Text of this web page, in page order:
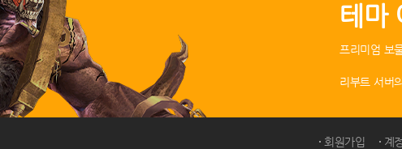
테
프리미엄 보
리부트 서버
회원가입 계
R2Match
GM노트